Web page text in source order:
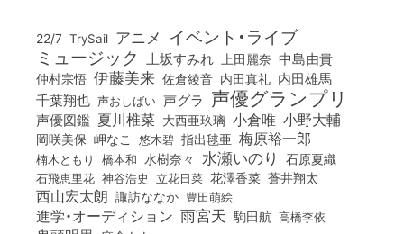
22/7 TrySail アニメ イベント・ライブ
ミュージック 上坂すみれ 上田麗奈 中島由貴
仲村宗悟 伊藤美来 佐倉綾音 内田真礼 内田雄馬
千葉翔也 声おしばい 声グラ 声優グランプリ
声優図鑑 夏川椎菜 大西亜玖璃 小倉唯 小野大輔
岡咲美保 岬なこ 悠木碧 指出毬亜 梅原裕一郎
楠木ともり 橋本和 水樹奈々 水瀬いのり 石原夏織
石飛恵里花 神谷浩史 立花日菜 花澤香菜 蒼井翔太
西山宏太朗 諏訪ななか 豊田萌絵
進学・オーディション 雨宮天 駒田航 高橋李依